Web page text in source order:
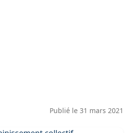
Publié le 31 mars 2021